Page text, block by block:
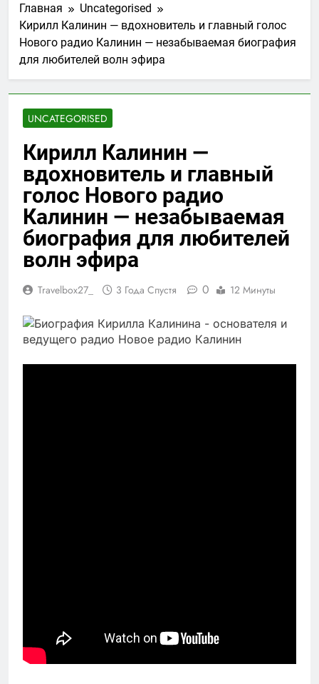
Главная
Uncategorised
Кирилл Калинин — вдохновитель и главный голос
Нового радио Калинин — незабываемая биография
для любителей волн эфира
UNCATEGORISED
Кирилл Калинин —
вдохновитель и главный
голос Нового радио
Калинин — незабываемая
биография для любителей
волн эфира
Travelbox27_ 3 Года Спустя 0 12 Минуты